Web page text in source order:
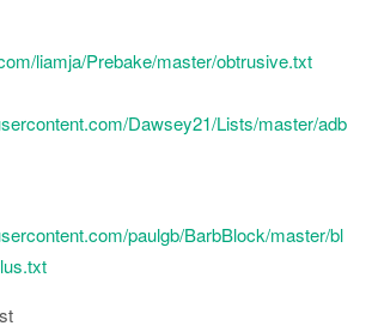
liamja/Prebake/master/obtrusive.txt
Dawsey21/Lists/master/adb
paulgb/BarbBlock/master/bl